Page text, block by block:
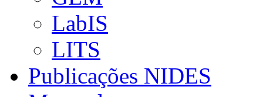
LabIS
LITS
Publicações NIDES